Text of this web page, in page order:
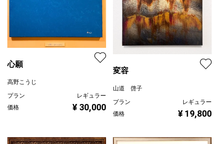
心願
高野こうじ
プラン
レギュラー
価格
¥ 30,000
変容
山道 啓子
プラン
レギュラー
価格
¥ 19,800